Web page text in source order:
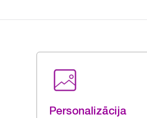
Personalizācija